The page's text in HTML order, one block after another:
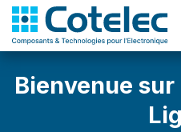
Bienvenue